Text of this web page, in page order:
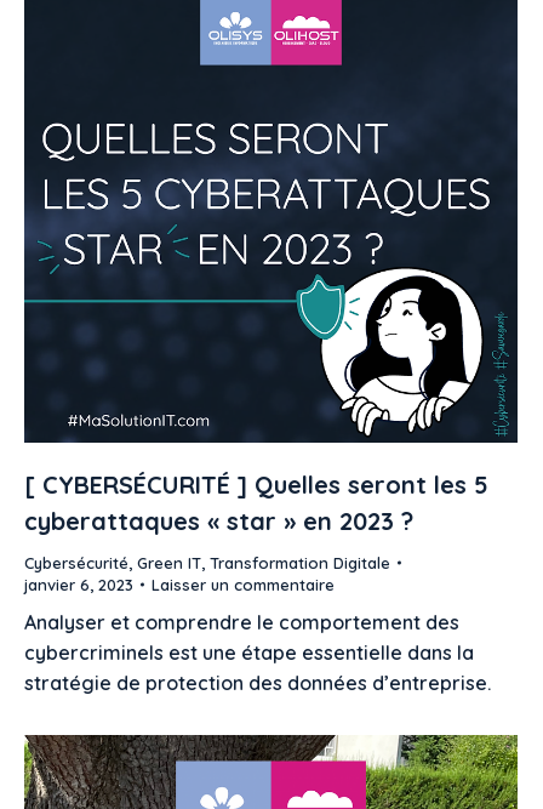
[ CYBERSÉCURITÉ ] Quelles seront les 5
cyberattaques « star » en 2023 ?
Cybersécurité, Green IT, Transformation Digitale
janvier 6, 2023
Laisser un commentaire
Analyser et comprendre le comportement des
cybercriminels est une étape essentielle dans la
stratégie de protection des données d’entreprise.